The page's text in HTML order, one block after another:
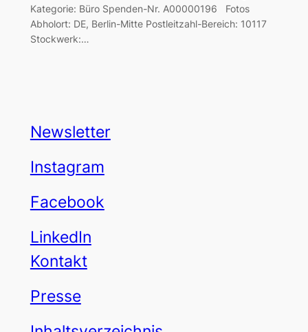
Kategorie: Büro Spenden-Nr. A00000196 Fotos
Abholort: DE, Berlin-Mitte Postleitzahl-Bereich: 10117
Stockwerk:…
Newsletter
Instagram
Facebook
LinkedIn
Kontakt
Presse